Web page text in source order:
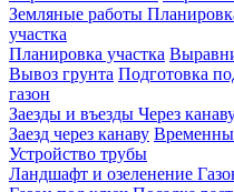
Земляные работы
участка
Планировка участка
Вывоз грунта Подготовка
газон
Заезды и въезды Через
Заезд через канаву
Устройство трубы
Ландшафт и озеленение